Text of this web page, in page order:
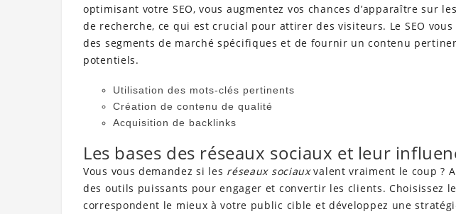
optimisant votre SEO, vous augmentez vos chances d’apparaître sur
de recherche, ce qui est crucial pour attirer des visiteurs. Le SEO
des segments de marché spécifiques et de fournir un contenu
potentiels.
Utilisation des mots-clés pertinents
Création de contenu de qualité
Acquisition de backlinks
Les bases des réseaux sociaux et leur
Vous vous demandez si les réseaux sociauxvalent vraiment le coup ?
des outils puissants pour engager et convertir les clients. Choisissez
correspondent le mieux à votre public cible et développez une